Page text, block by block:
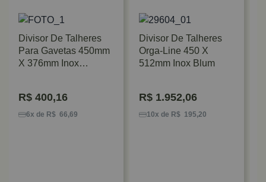
Divisor De Talheres
Para Gavetas 450mm
X 376mm Inox
R$ 400,16
6x de R$ 66,69
Divisor De Talheres
Orga-Line 450 X
512mm Inox Blum
R$ 1.952,06
10x de R$ 195,20